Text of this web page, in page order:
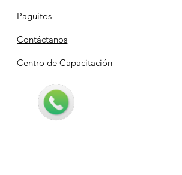
Paguitos
Contáctanos
Centro de Capacitación